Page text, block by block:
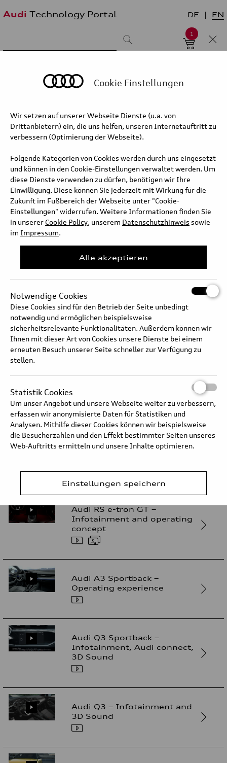
Audi Technology Portal DE EN
1
älteste zuerst
Kategorie/Unterkategorie
Audi S5 Sedan – Operation
and infotainment
Operation, infotainment
Augmented Reality Head-up-
Display
Audi Q6 e-tron – New display
operating concept
Audi A8 Interior – Air quality
package
Audi A8 L – Relaxation seat
Audi RS e-tron GT –
Infotainment and operating
concept
Audi A3 Sportback –
Operating experience
Audi Q3 Sportback –
Infotainment, Audi connect,
3D Sound
Audi Q3 – Infotainment and
3D Sound
Cookie Einstellungen
Wir setzen auf unserer Webseite Dienste (u.a. von
Drittanbietern) ein, die uns helfen, unseren Internetauftritt zu
verbessern (Optimierung der Webseite).
Folgende Kategorien von Cookies werden durch uns eingesetzt
und können in den Cookie-Einstellungen verwaltet werden. Um
diese Dienste verwenden zu dürfen, benötigen wir Ihre
Einwilligung. Diese können Sie jederzeit mit Wirkung für die
Zukunft im Fußbereich der Webseite unter "Cookie-
Einstellungen" widerrufen. Weitere Informationen finden Sie
in unserer Cookie Policy, unserem Datenschutzhinweis sowie
im Impressum.
Alle akzeptieren
Notwendige Cookies
Diese Cookies sind für den Betrieb der Seite unbedingt
notwendig und ermöglichen beispielsweise
sicherheitsrelevante Funktionalitäten. Außerdem können wir
Ihnen mit dieser Art von Cookies unsere Dienste bei einem
erneuten Besuch unserer Seite schneller zur Verfügung zu
stellen.
Statistik Cookies
Um unser Angebot und unsere Webseite weiter zu verbessern,
erfassen wir anonymisierte Daten für Statistiken und
Analysen. Mithilfe dieser Cookies können wir beispielsweise
die Besucherzahlen und den Effekt bestimmter Seiten unseres
Web-Auftritts ermitteln und unsere Inhalte optimieren.
Einstellungen speichern